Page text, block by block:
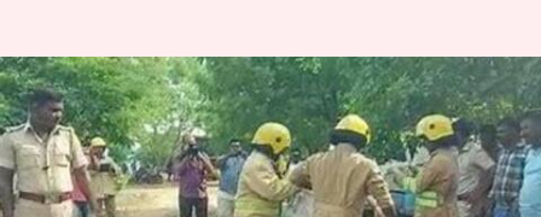
சிவகாசி பட்டாசு ஆலை
வெடிவிபத்து -
உரிமையாளர் உள்பட 3
பேர் மீது வழக்குப்பதிவு